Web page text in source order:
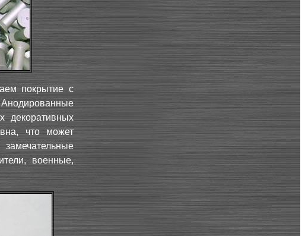
покрытие с
Анодированные
декоративных
что может
военные,